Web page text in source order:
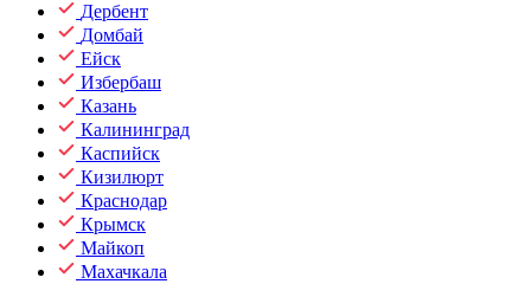
Дербент
Домбай
Ейск
Избербаш
Казань
Калининград
Каспийск
Кизилюрт
Краснодар
Крымск
Майкоп
Махачкала